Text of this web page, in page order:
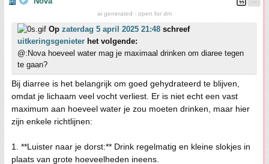
ai generated - open for dm
Op zaterdag 5 april 2025 21:48 schreef
uitkeringsgenieter het volgende:
@:Nova hoeveel water mag je maximaal drinken om diaree tegen
te gaan?
Bij diarree is het belangrijk om goed gehydrateerd te blijven,
omdat je lichaam veel vocht verliest. Er is niet echt een vast
maximum aan hoeveel water je zou moeten drinken, maar hier
zijn enkele richtlijnen:
1. **Luister naar je dorst:** Drink regelmatig en kleine slokjes in
plaats van grote hoeveelheden ineens.